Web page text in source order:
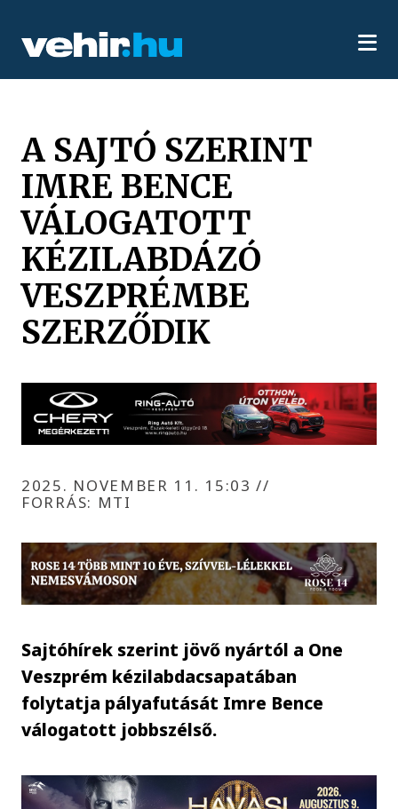
A SAJTÓ SZERINT
IMRE BENCE
VÁLOGATOTT
KÉZILABDÁZÓ
VESZPRÉMBE
SZERZŐDIK
2025. NOVEMBER 11. 15:03//
FORRÁS: MTI
Sajtóhírek szerint jövő nyártól a One
Veszprém kézilabdacsapatában
folytatja pályafutását Imre Bence
válogatott jobbszélső.